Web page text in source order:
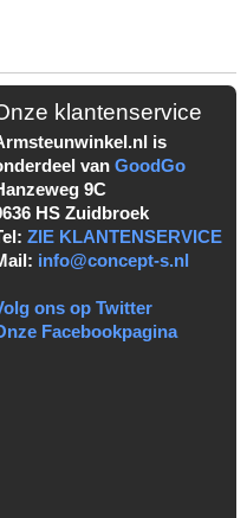
klantenservice
is
van GoodGo
9C
HS Zuidbroek
ZIE KLANTENSERVICE
info@concept-s.nl
ons op Twitter
Facebookpagina